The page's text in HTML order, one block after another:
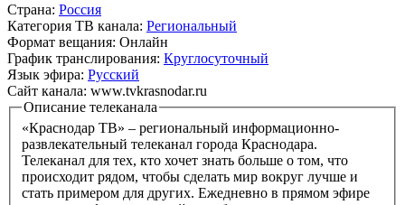
Страна: Россия
Категория ТВ канала: Региональный
Формат вещания: Онлайн
График транслирования: Круглосуточный
Язык эфира: Русский
Сайт канала: www.tvkrasnodar.ru
Описание телеканала
«Краснодар ТВ» – региональный информационно-
развлекательный телеканал города Краснодара.
Телеканал для тех, кто хочет знать больше о том, что
происходит рядом, чтобы сделать мир вокруг лучше и
стать примером для других. Ежедневно в прямом эфире